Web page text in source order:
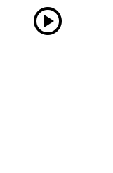
play_circle